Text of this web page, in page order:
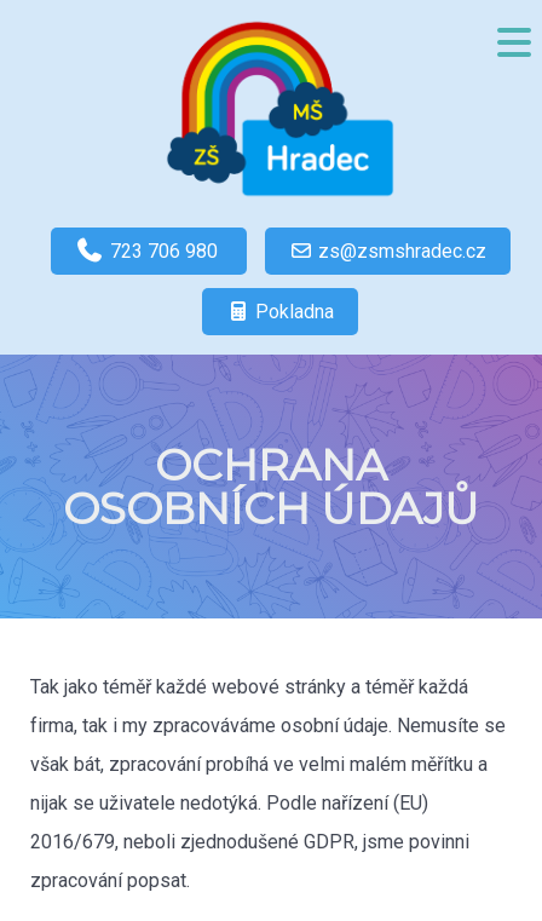
723 706 980 zs@zsmshradec.cz
Pokladna
OCHRANA
OSOBNÍCH ÚDAJŮ
Tak jako téměř každé webové stránky a téměř každá
firma, tak i my zpracováváme osobní údaje. Nemusíte se
však bát, zpracování probíhá ve velmi malém měřítku a
nijak se uživatele nedotýká. Podle nařízení (EU)
2016/679, neboli zjednodušené GDPR, jsme povinni
zpracování popsat.